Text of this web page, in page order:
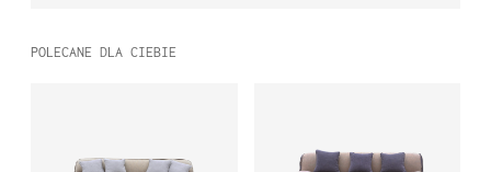
POLECANE DLA CIEBIE